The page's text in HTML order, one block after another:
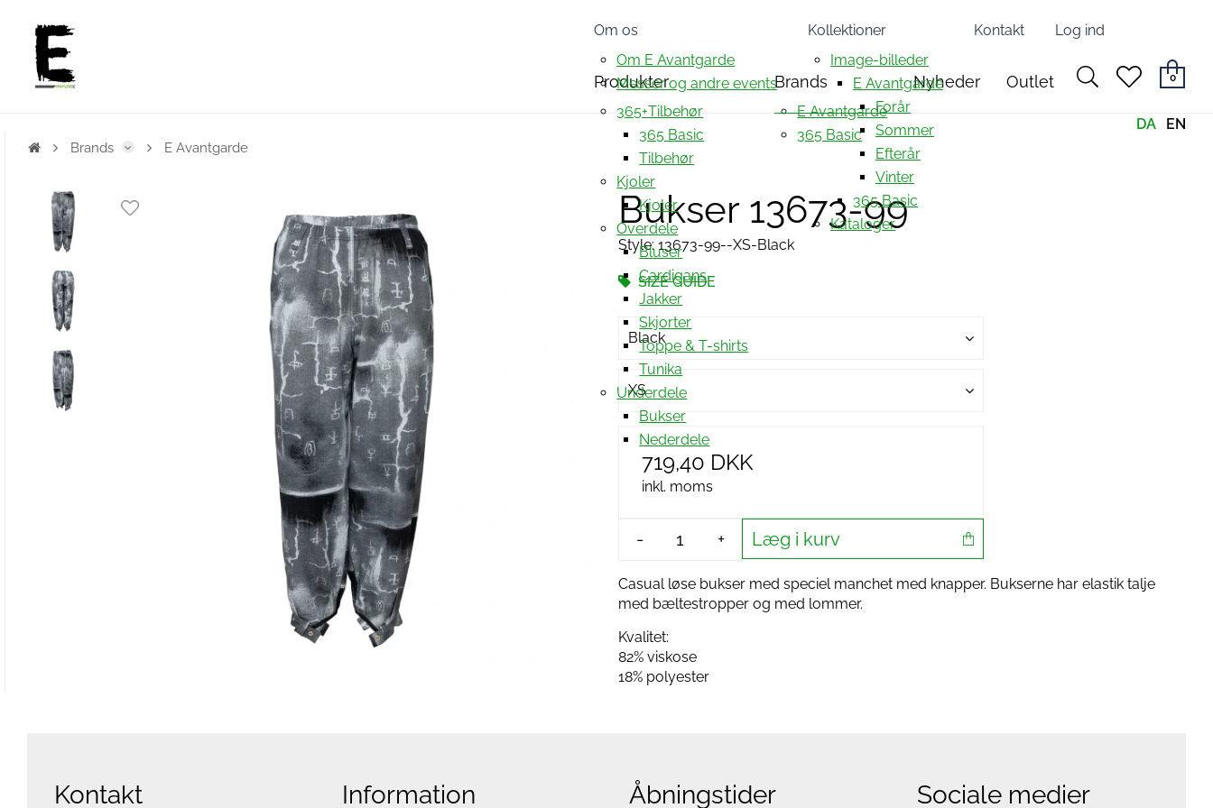
Produkter
365+Tilbehør
365 Basic
Tilbehør
Kjoler
Kjoler
Overdele
Bluser
Cardigans
Jakker
Skjorter
Toppe & T-shirts
Tunika
Underdele
Bukser
Nederdele
Brands
E Avantgarde
365 Basic
Nyheder Outlet
searchheart
0
Om os
Om E Avantgarde
Messer og andre events
Kollektioner
Image-billeder
E Avantgarde
Forår
Sommer
Efterår
Vinter
365 Basic
Kataloger
Kontakt Log ind
DA EN
Brands E Avantgarde
Bukser 13673-99
Style: 13673-99--XS-Black
SIZE GUIDE
Black
XS
719,40 DKK
inkl. moms
- + Læg i kurv
Casual løse bukser med speciel manchet med knapper. Bukserne har elastik talje
med bæltestropper og med lommer.
Kvalitet:
82% viskose
18% polyester
Kontakt Information Åbningstider Sociale medier